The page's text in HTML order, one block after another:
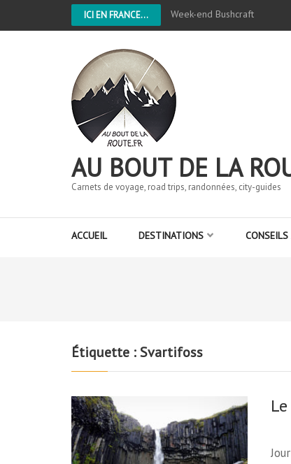
ICI EN FRANCE... Week-end Bushcraft
AU BOUT DE LA
Carnets de voyage, road trips, randonnées, city-guides
ACCUEIL DESTINATIONS CONSEILS
Étiquette :Svartifoss